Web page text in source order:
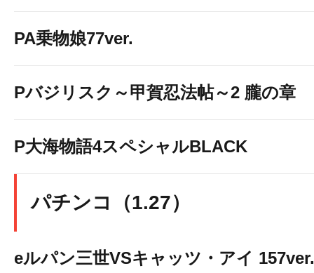
PA乗物娘77ver.
Pバジリスク～甲賀忍法帖～2 朧の章
P大海物語4スペシャルBLACK
パチンコ（1.27）
eルパン三世VSキャッツ・アイ